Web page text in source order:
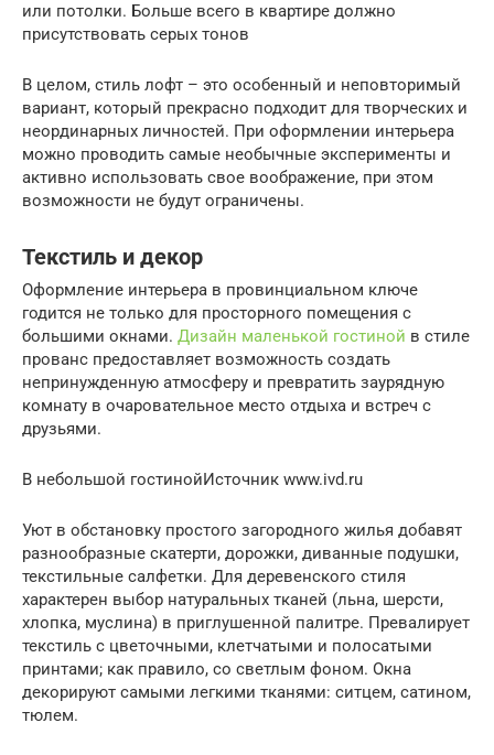
или потолки. Больше всего в квартире должно
присутствовать серых тонов
В целом, стиль лофт – это особенный и неповторимый
вариант, который прекрасно подходит для творческих и
неординарных личностей. При оформлении интерьера
можно проводить самые необычные эксперименты и
активно использовать свое воображение, при этом
возможности не будут ограничены.
Текстиль и декор
Оформление интерьера в провинциальном ключе
годится не только для просторного помещения с
большими окнами. Дизайн маленькой гостиной в стиле
прованс предоставляет возможность создать
непринужденную атмосферу и превратить заурядную
комнату в очаровательное место отдыха и встреч с
друзьями.
В небольшой гостинойИсточник www.ivd.ru
Уют в обстановку простого загородного жилья добавят
разнообразные скатерти, дорожки, диванные подушки,
текстильные салфетки. Для деревенского стиля
характерен выбор натуральных тканей (льна, шерсти,
хлопка, муслина) в приглушенной палитре. Превалирует
текстиль с цветочными, клетчатыми и полосатыми
принтами; как правило, со светлым фоном. Окна
декорируют самыми легкими тканями: ситцем, сатином,
тюлем.